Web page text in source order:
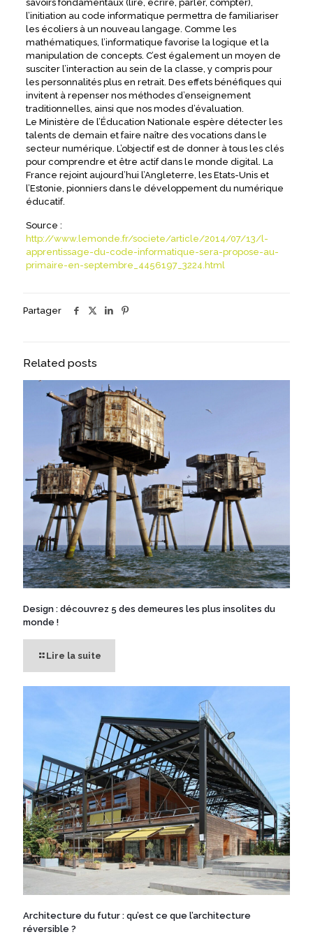
savoirs fondamentaux (lire, écrire, parler, compter),
l’initiation au code informatique permettra de familiariser
les écoliers à un nouveau langage. Comme les
mathématiques, l’informatique favorise la logique et la
manipulation de concepts. C’est également un moyen de
susciter l’interaction au sein de la classe, y compris pour
les personnalités plus en retrait. Des effets bénéfiques qui
invitent à repenser nos méthodes d’enseignement
traditionnelles, ainsi que nos modes d’évaluation.
Le Ministère de l’Éducation Nationale espère détecter les
talents de demain et faire naître des vocations dans le
secteur numérique. L’objectif est de donner à tous les clés
pour comprendre et être actif dans le monde digital. La
France rejoint aujourd’hui l’Angleterre, les Etats-Unis et
l’Estonie, pionniers dans le développement du numérique
éducatif.
Source :
http://www.lemonde.fr/societe/article/2014/07/13/l-
apprentissage-du-code-informatique-sera-propose-au-
primaire-en-septembre_4456197_3224.html
Partager
Related posts
Design : découvrez 5 des demeures les plus insolites du
monde !
Lire la suite
Architecture du futur : qu’est ce que l’architecture
réversible ?